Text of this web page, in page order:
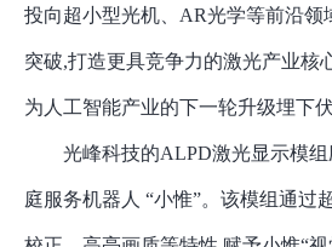
投向超小型光机、AR光学等前沿领
突破,打造更具竞争力的激光产业核
为人工智能产业的下一轮升级埋下伏
光峰科技的ALPD激光显示模
庭服务机器人 “小惟”。该模组通过